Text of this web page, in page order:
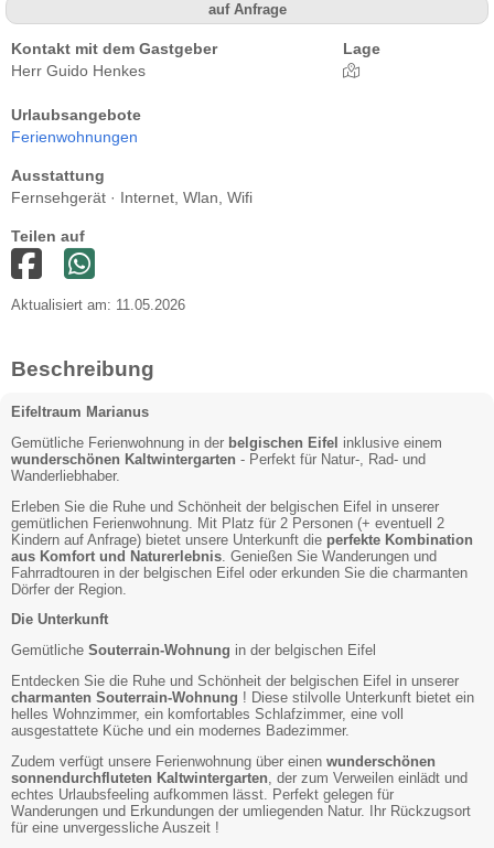
auf Anfrage
Kontakt mit dem Gastgeber
Herr Guido Henkes
Lage
Urlaubsangebote
Ferienwohnungen
Ausstattung
Fernsehgerät · Internet, Wlan, Wifi
Teilen auf
Aktualisiert am: 11.05.2026
Beschreibung
Eifeltraum Marianus
Gemütliche Ferienwohnung in der belgischen Eifel inklusive einem
wunderschönen Kaltwintergarten - Perfekt für Natur-, Rad- und
Wanderliebhaber.
Erleben Sie die Ruhe und Schönheit der belgischen Eifel in unserer
gemütlichen Ferienwohnung. Mit Platz für 2 Personen (+ eventuell 2
Kindern auf Anfrage) bietet unsere Unterkunft die perfekte Kombination
aus Komfort und Naturerlebnis . Genießen Sie Wanderungen und
Fahrradtouren in der belgischen Eifel oder erkunden Sie die charmanten
Dörfer der Region.
Die Unterkunft
Gemütliche Souterrain-Wohnung in der belgischen Eifel
Entdecken Sie die Ruhe und Schönheit der belgischen Eifel in unserer
charmanten Souterrain-Wohnung ! Diese stilvolle Unterkunft bietet ein
helles Wohnzimmer, ein komfortables Schlafzimmer, eine voll
ausgestattete Küche und ein modernes Badezimmer.
Zudem verfügt unsere Ferienwohnung über einen wunderschönen
sonnendurchfluteten Kaltwintergarten , der zum Verweilen einlädt und
echtes Urlaubsfeeling aufkommen lässt. Perfekt gelegen für
Wanderungen und Erkundungen der umliegenden Natur. Ihr Rückzugsort
für eine unvergessliche Auszeit !